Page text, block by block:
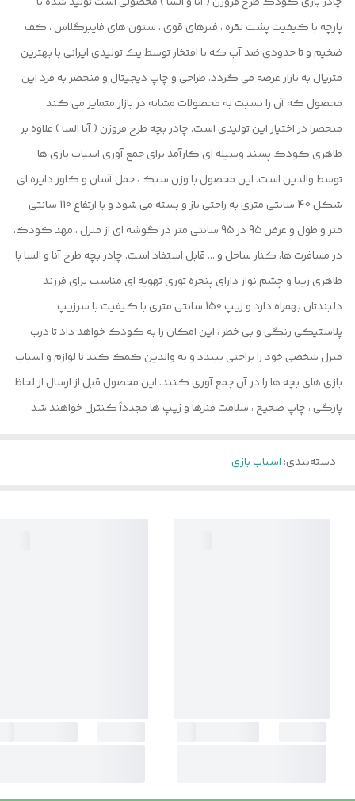
پارچه با کیفیت پشت نقره ، فنرهای قوی ، ستون های فایبرگلاس ، کف
ضخیم و تا حدودی ضد آب که با افتخار توسط یک تولیدی ایرانی با بهترین
متریال به بازار عرضه می گردد. طراحی و چاپ دیجیتال و منحصر به فرد این
محصول که آن را نسبت به محصولات مشابه در بازار متمایز می کند
منحصرا در اختیار این تولیدی است. چادر بچه طرح فروزن ( آنا السا ) علاوه بر
ظاهری کودک پسند وسیله ای کارآمد برای جمع آوری اسباب بازی ها
توسط والدین است. این محصول با وزن سبک ، حمل آسان و کاور دایره ای
شکل 40 سانتی متری به راحتی باز و بسته می شود و با ارتفاع 110 سانتی
متر و طول و عرض 95 در 95 سانتی متر در گوشه ای از منزل ، مهد کودک،
در مسافرت ها، کنار ساحل و ... قابل استفاد است. چادر بچه طرح آنا و السا با
ظاهری زیبا و چشم نواز دارای پنجره توری تهویه ای مناسب برای فرزند
دلبندتان بهمراه دارد و زیپ 150 سانتی متری با کیفیت با سرزیپ
پلاستیکی رنگی و بی خطر ، این امکان را به کودک خواهد داد تا درب
منزل شخصی خود را براحتی ببندد و به والدین کمک کند تا لوازم و اسباب
بازی های بچه ها را در آن جمع آوری کنند. این محصول قبل از ارسال از لحاظ
پارگی ، چاپ صحیح ، سلامت فنرها و زیپ ها مجدداً کنترل خواهند شد
دسته‌بندی:اسباب بازی